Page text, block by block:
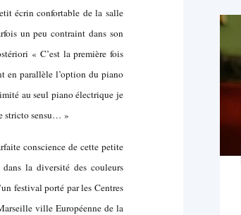
écrin confortable de la salle
un peu contraint dans son
« C’est la première fois
en parallèle l’option du piano
au seul piano électrique je
stricto sensu… »
conscience de cette petite
la diversité des couleurs
festival porté par les Centres
ville Européenne de la